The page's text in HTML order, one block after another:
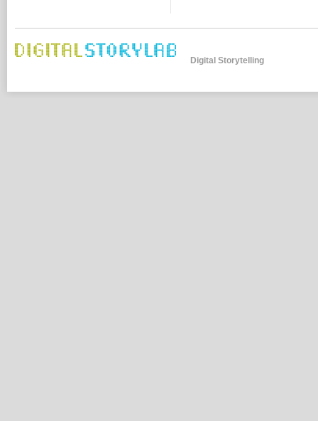
Digital Storytelling